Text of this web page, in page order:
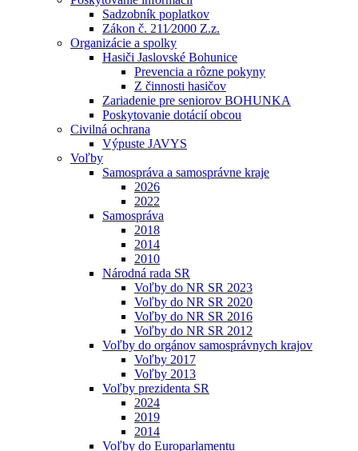
Sadzobník poplatkov
Zákon č. 211⁄2000 Z.z.
Organizácie a spolky
Hasiči Jaslovské Bohunice
Prevencia a rôzne pokyny
Z činnosti hasičov
Zariadenie pre seniorov BOHUNKA
Poskytovanie dotácií obcou
Civilná ochrana
Výpuste JAVYS
Voľby
Samospráva a samosprávne kraje
2026
2022
Samospráva
2018
2014
2010
Národná rada SR
Voľby do NR SR 2023
Voľby do NR SR 2020
Voľby do NR SR 2016
Voľby do NR SR 2012
Voľby do orgánov samosprávnych krajov
Voľby 2017
Voľby 2013
Voľby prezidenta SR
2024
2019
2014
Voľby do Europarlamentu